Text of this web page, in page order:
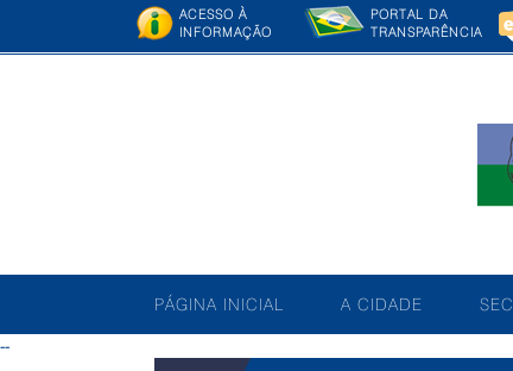
ACESSO À
INFORMAÇÃO
PORTAL DA
TRANSPARÊNCIA
PÁGINA INICIAL A CIDADE
--